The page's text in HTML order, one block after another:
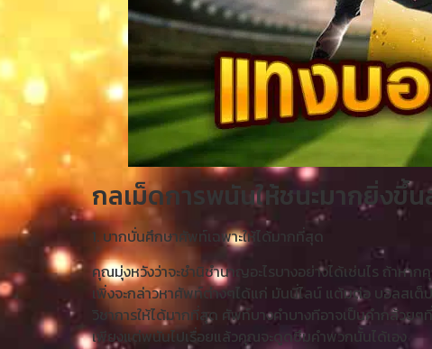
กลเม็ดการพนันให้ชนะมากยิ่งขึ้น
1. บากบั่นศึกษาศัพท์เฉพาะให้ได้มากที่สุด
คุณมุ่งหวังว่าจะชำนิชำนาญอะไรบางอย่างได้เช่นไร ถ้าหา
เพิ่งจะกล่าวหาศัพท์ต่างๆได้แก่ มันนี่ไลน์ แต้มต่อ บอลสเต็
วิชาการให้ได้มากที่สุด ศัพท์บางคำบางทีอาจเป็นคำกล้วย
เพียงแต่พนันไปเรื่อยแล้วคุณจะดูดซึมคำพวกนั้นได้เอง